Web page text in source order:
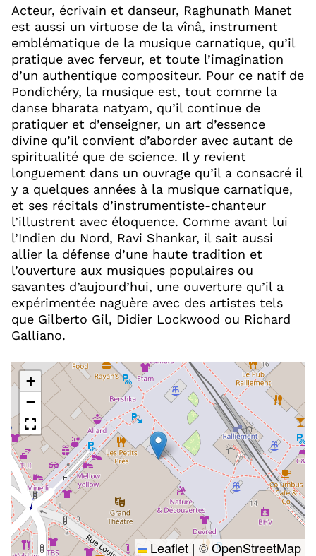
Acteur, écrivain et danseur, Raghunath Manet
est aussi un virtuose de la vînâ, instrument
emblématique de la musique carnatique, qu’il
pratique avec ferveur, et toute l’imagination
d’un authentique compositeur. Pour ce natif de
Pondichéry, la musique est, tout comme la
danse bharata natyam, qu’il continue de
pratiquer et d’enseigner, un art d’essence
divine qu’il convient d’aborder avec autant de
spiritualité que de science. Il y revient
longuement dans un ouvrage qu’il a consacré il
y a quelques années à la musique carnatique,
et ses récitals d’instrumentiste-chanteur
l’illustrent avec éloquence. Comme avant lui
l’Indien du Nord, Ravi Shankar, il sait aussi
allier la défense d’une haute tradition et
l’ouverture aux musiques populaires ou
savantes d’aujourd’hui, une ouverture qu’il a
expérimentée naguère avec des artistes tels
que Gilberto Gil, Didier Lockwood ou Richard
Galliano.
+
−
Leaflet | ©OpenStreetMap